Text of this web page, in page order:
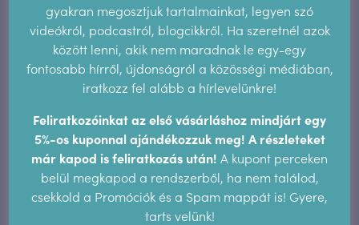
2021. augusztus 2021. május 2021. április
2021. március 2021. február 2020. december
2020. augusztus 2020. május 2020. április
2020. március 2020. február 2019. augusztus
2019. május 2019. március
gyakran megosztjuk tartalmainkat, legyen szó
videókról, podcastról, blogcikkről. Ha szeretnél azok
között lenni, akik nem maradnak le egy-egy
fontosabb hírről, újdonságról a közösségi médiában,
iratkozz fel alább a hírlevelünkre!
Feliratkozóinkat az első vásárláshoz mindjárt egy
5%-os kuponnal ajándékozzuk meg! A részleteket
már kapod is feliratkozás után! A kupont perceken
belül megkapod a rendszerből, ha nem találod,
csekkold a Promóciók és a Spam mappát is! Gyere,
tarts velünk!